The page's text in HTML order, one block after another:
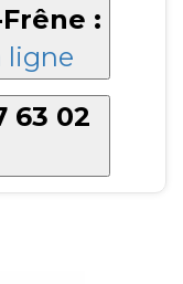
:
ligne
63 02